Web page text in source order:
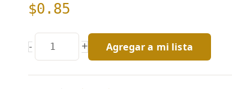
$0.85
- + Agregar a mi lista